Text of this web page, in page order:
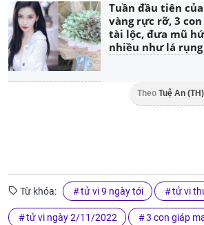
Tuần đầu tiên
vàng rực rỡ, 3
tài lộc, đưa mũ
nhiều như lá
Theo Tuệ An
Từ khóa: tử vi 9 ngày tới tử vi
tử vi ngày 2/11/2022 3 con giáp